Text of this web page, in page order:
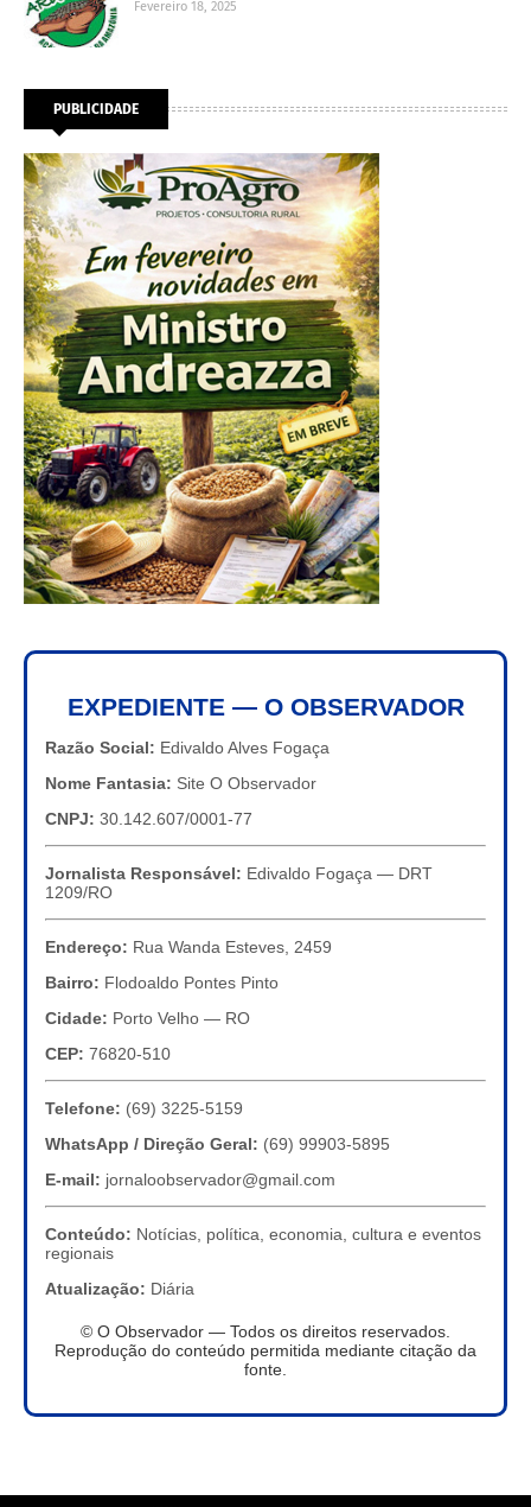
Fevereiro 18, 2025
PUBLICIDADE
EXPEDIENTE — O OBSERVADOR
Razão Social: Edivaldo Alves Fogaça
Nome Fantasia: Site O Observador
CNPJ: 30.142.607/0001-77
Jornalista Responsável: Edivaldo Fogaça — DRT
1209/RO
Endereço: Rua Wanda Esteves, 2459
Bairro: Flodoaldo Pontes Pinto
Cidade: Porto Velho — RO
CEP: 76820-510
Telefone: (69) 3225-5159
WhatsApp / Direção Geral: (69) 99903-5895
E-mail: jornaloobservador@gmail.com
Conteúdo: Notícias, política, economia, cultura e eventos
regionais
Atualização: Diária
© O Observador — Todos os direitos reservados.
Reprodução do conteúdo permitida mediante citação da
fonte.